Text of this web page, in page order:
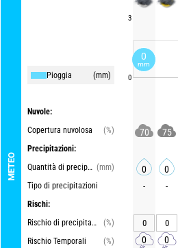
METEO
Pioggia (mm)
Nuvole:
Copertura nuvolosa
(%)
Precipitazioni:
Quantità di precipitazioni (mm)
Tipo di precipitazioni
Rischi:
Rischio di precipitazioni
(%)
Rischio Temporali
(%)
3
0
70 75
0 0
- -
0 0
0 0
0
mm